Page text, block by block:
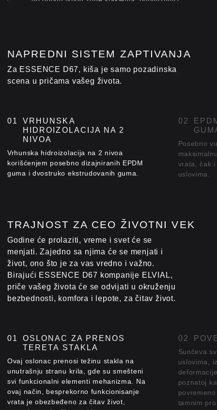
Inovativna tehnologija ELVIAL I² primenjuje se na
profilima sistema. Na taj način se stvara dodatna
zona termoizolacije u srednjoj komori, koja
NAPREDNI SISTEM ZAPTIVANJA
Za ESSENCE D67, kiša je samo pozadinska
scena u pričama vašeg života.
VRHUNSKA
HIDROIZOLACIJA NA 2
NIVOA
Vrhunska hidroizolacija na 2 nivoa
korišćenjem posebno dizajniranih EPDM
guma i dvostruko ekstrudovanih guma.
Posebno
vrata, čak
uslovima.
TRAJNOST ZA CEO ŽIVOTNI VEK
Godine će prolaziti, vreme i svet će se
menjati. Zajedno sa njima će se menjati i
život, ono što je za vas vredno i važno.
Birajući ESSENCE D67 kompanije ELVIAL,
priče vašeg života će se odvijati u okruženju
bezbednosti, komfora i lepote, za čitav život.
OSLONAC ZA PRENOS
TERETA STAKLA
Ovaj oslonac prenosi težinu stakla na
unutrašnju stranu krila, gde su smešteni
svi funkcionalni elementi mehanizma. Na
ovaj način, besprekorno funkcionisanje
vrata je obezbeđeno za čitav život,
Sunčeva
uslovima,
poznatoj
tamnim